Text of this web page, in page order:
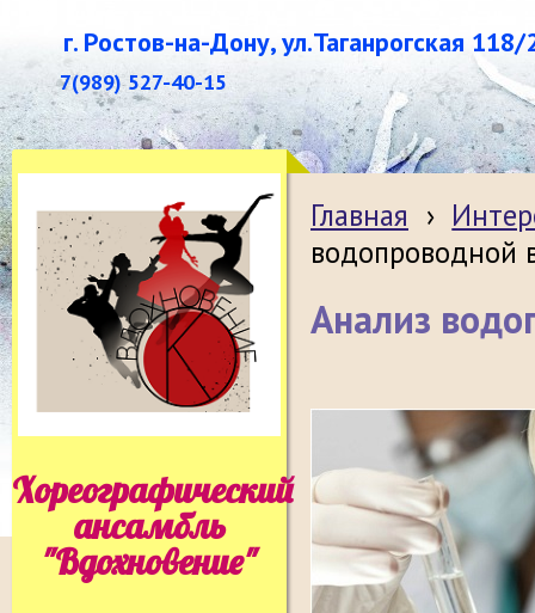
г. Ростов-на-Дону, ул.Таганрогская 118/
7(989) 527-40-15
Хореографический
ансамбль
"Вдохновение"
Главная ›
водопроводной
Анализ